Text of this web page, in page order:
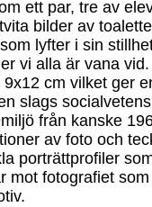
ett par, tre av
bilder av
lyfter i sin
vi alla är vana
cm vilket ger
slags
från kanske
av foto och
porträttprofiler
mot fotografiet